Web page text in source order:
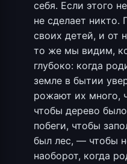
себя. Если этого
не сделает
своих детей, и от
то же мы видим,
глубоко: когда
земле в бытии
рожают их много,
чтобы дерево
побеги, чтобы
был лес, — чтобы
наоборот, когда